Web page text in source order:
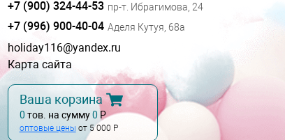
+7 (900) 324-44-53 пр-т. Ибрагимова, 24
+7 (996) 900-40-04 Аделя Кутуя, 68а
holiday116@yandex.ru
Карта сайта
Ваша корзина
0 тов. на сумму0 Р
оптовые цены от 5 000 Р